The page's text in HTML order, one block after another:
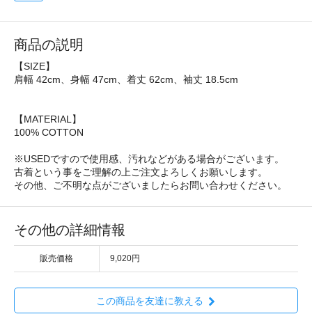
商品の説明
【SIZE】
肩幅 42cm、身幅 47cm、着丈 62cm、袖丈 18.5cm
【MATERIAL】
100% COTTON
※USEDですので使用感、汚れなどがある場合がございます。
古着という事をご理解の上ご注文よろしくお願いします。
その他、ご不明な点がございましたらお問い合わせください。
その他の詳細情報
販売価格 9,020円
この商品を友達に教える